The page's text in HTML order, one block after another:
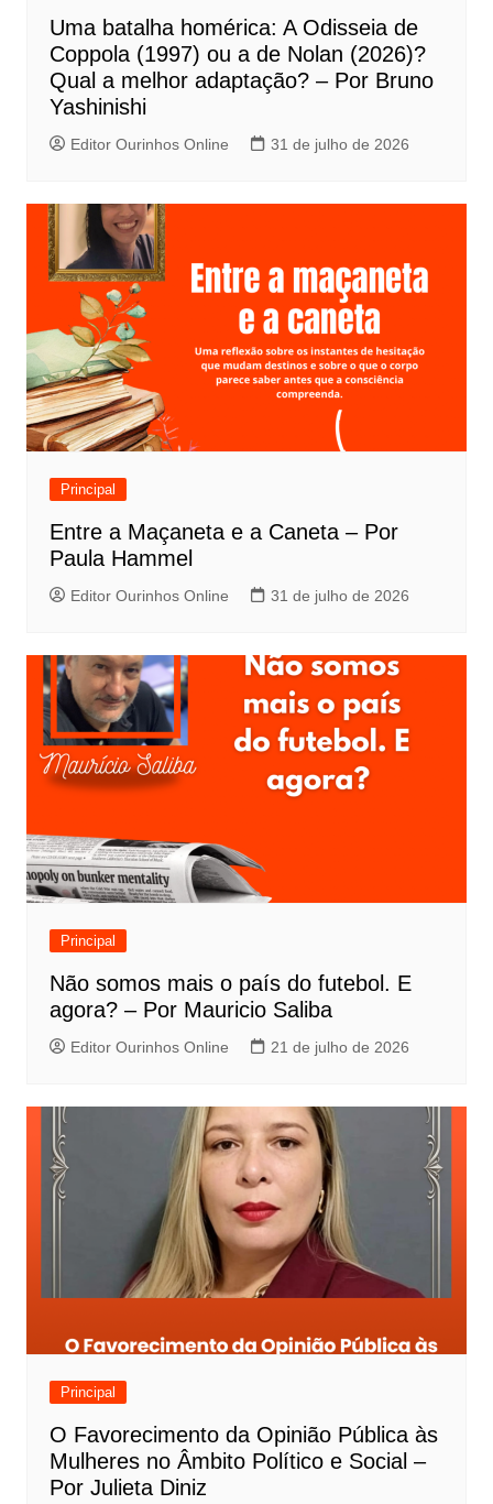
Uma batalha homérica: A Odisseia de
Coppola (1997) ou a de Nolan (2026)?
Qual a melhor adaptação? – Por Bruno
Yashinishi
Editor Ourinhos Online 31 de julho de 2026
Principal
Entre a Maçaneta e a Caneta – Por
Paula Hammel
Editor Ourinhos Online 31 de julho de 2026
Principal
Não somos mais o país do futebol. E
agora? – Por Mauricio Saliba
Editor Ourinhos Online 21 de julho de 2026
Principal
O Favorecimento da Opinião Pública às
Mulheres no Âmbito Político e Social –
Por Julieta Diniz